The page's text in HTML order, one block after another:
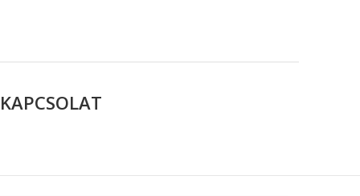
KAPCSOLAT